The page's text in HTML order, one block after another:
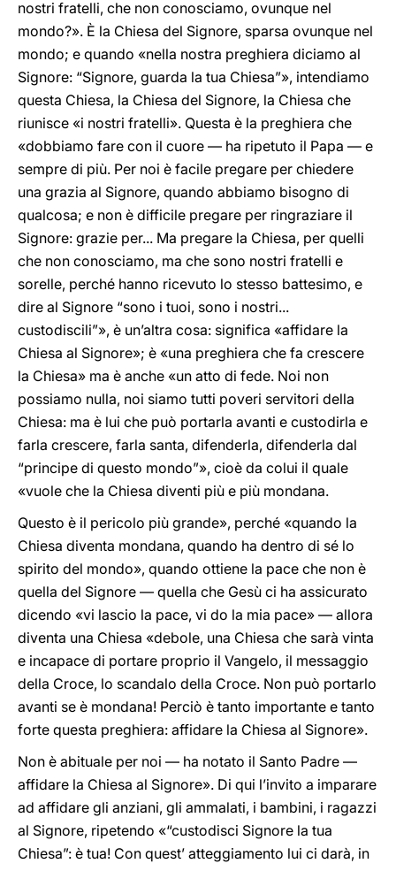
nostri fratelli, che non conosciamo, ovunque nel
mondo?». È la Chiesa del Signore, sparsa ovunque nel
mondo; e quando «nella nostra preghiera diciamo al
Signore: “Signore, guarda la tua Chiesa”», intendiamo
questa Chiesa, la Chiesa del Signore, la Chiesa che
riunisce «i nostri fratelli». Questa è la preghiera che
«dobbiamo fare con il cuore — ha ripetuto il Papa — e
sempre di più. Per noi è facile pregare per chiedere
una grazia al Signore, quando abbiamo bisogno di
qualcosa; e non è difficile pregare per ringraziare il
Signore: grazie per... Ma pregare la Chiesa, per quelli
che non conosciamo, ma che sono nostri fratelli e
sorelle, perché hanno ricevuto lo stesso battesimo, e
dire al Signore “sono i tuoi, sono i nostri...
custodiscili”», è un’altra cosa: significa «affidare la
Chiesa al Signore»; è «una preghiera che fa crescere
la Chiesa» ma è anche «un atto di fede. Noi non
possiamo nulla, noi siamo tutti poveri servitori della
Chiesa: ma è lui che può portarla avanti e custodirla e
farla crescere, farla santa, difenderla, difenderla dal
“principe di questo mondo”», cioè da colui il quale
«vuole che la Chiesa diventi più e più mondana.
Questo è il pericolo più grande», perché «quando la
Chiesa diventa mondana, quando ha dentro di sé lo
spirito del mondo», quando ottiene la pace che non è
quella del Signore — quella che Gesù ci ha assicurato
dicendo «vi lascio la pace, vi do la mia pace» — allora
diventa una Chiesa «debole, una Chiesa che sarà vinta
e incapace di portare proprio il Vangelo, il messaggio
della Croce, lo scandalo della Croce. Non può portarlo
avanti se è mondana! Perciò è tanto importante e tanto
forte questa preghiera: affidare la Chiesa al Signore».
Non è abituale per noi — ha notato il Santo Padre —
affidare la Chiesa al Signore». Di qui l’invito a imparare
ad affidare gli anziani, gli ammalati, i bambini, i ragazzi
al Signore, ripetendo «“custodisci Signore la tua
Chiesa”: è tua! Con quest’ atteggiamento lui ci darà, in